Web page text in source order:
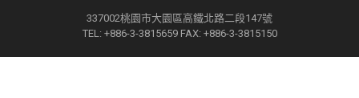
337002桃園市大園區高鐵北路二段147號
TEL: +886-3-3815659 FAX: +886-3-3815150